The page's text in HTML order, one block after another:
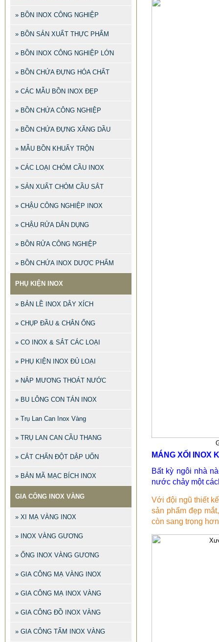
MÁNG XỐI INOX
Bất kỳ ngôi nhà
nước chảy một
Với đội ngũ thiết
sản phẩm đẹp
còn sang trọng
» BỒN INOX CÔNG NGHIỆP
» BỒN SẢN XUẤT THỰC PHẨM
» BỒN INOX CÔNG NGHIỆP LỚN
» BỒN CHỨA ĐỰNG HÓA CHẤT
» CÁC MẪU BỒN INOX ĐẸP
» BỒN CHỨA CÔNG NGHIỆP
» BỒN CHỨA ĐỰNG XĂNG DẦU
» MẪU BỒN KHUẤY TRỘN
» CÁC LOẠI CHỎM CẦU INOX
» SẢN XUẤT CHỎM CẦU SẮT
» CHẬU CÔNG NGHIỆP INOX
» CHẬU RỬA DÂN DỤNG
» BỒN RỬA CÔNG NGHIỆP
» BỒN CHỨA INOX DƯỢC PHẨM
PHỤ KIỆN INOX
» BẢN LỀ INOX DÂY XÍCH
» CHỤP ĐẦU & CHÂN ỐNG
» CO INOX & SẮT CÁC LOẠI
» PHỤ KIỆN INOX ĐỦ LOẠI
» NẮP MƯƠNG THOÁT NƯỚC
» BU LÔNG CON TÁN INOX
» Trụ Lan Can Inox Vàng
» TRỤ LAN CAN CẦU THANG
» CẮT CHẤN ĐỘT DẬP UỐN
» BẢN MÃ MẠC BÍCH INOX
GIA CÔNG INOX VÀNG
» XI MẠ VÀNG INOX
» INOX VÀNG GƯƠNG
» ỐNG INOX VÀNG GƯƠNG
» GIA CÔNG MẠ VÀNG INOX
» GIA CÔNG MẠ INOX VÀNG
» GIA CÔNG ĐỒ INOX VÀNG
» GIA CÔNG TẤM INOX VÀNG